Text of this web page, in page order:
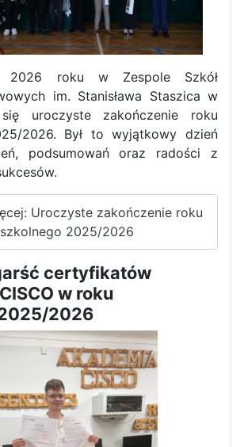
– Obronne
Konstytucji 3 Maja
w „Staszicu” za
2026 roku w Zespole Szkół
im. Stanisława Staszica w
uroczyste zakończenie roku
2026. Był to wyjątkowy dzień
podsumowań oraz radości z
Uroczyste zakończenie roku
szkolnego 2025/2026
certyfikatów
w roku
2026